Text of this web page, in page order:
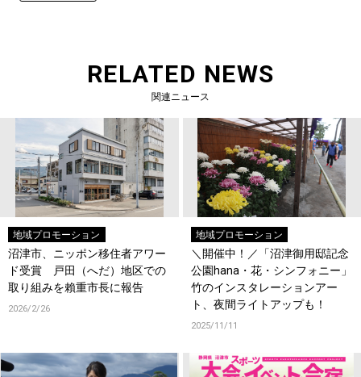
RELATED NEWS
関連ニュース
地域プロモーション
沼津市、ニッポン移住者アワー
ド受賞 戸田（へだ）地区での
取り組みを賴重市長に報告
2026/2/26
地域プロモーション
＼開催中！／「沼津御用邸記念
公園hana・花・シンフォニー」
竹のインスタレーションアー
ト、夜間ライトアップも！
2025/11/11